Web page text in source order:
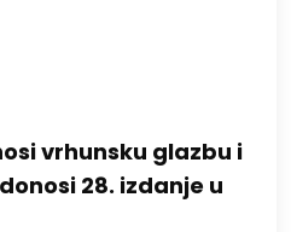
vrhunsku glazbu i
28. izdanje u